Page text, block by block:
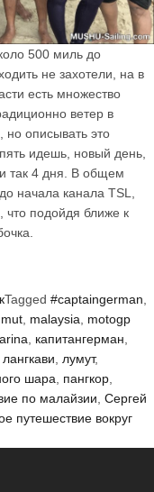
500 миль до
не захотели, на в
есть множество
ветер в
описывать это
идешь, новый день,
так 4 дня. В общем
начала канала TSL,
что подойдя ближе к
Tagged #captaingerman,
, malaysia, motogp
, капитангерман,
лангкави, лумут,
шара, пангкор,
по малайзии, Сергей
путешествие вокруг